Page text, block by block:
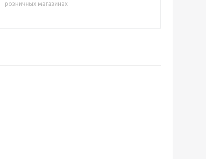
розничных магазинах